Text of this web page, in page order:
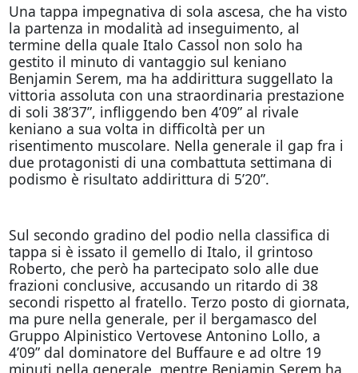
Una tappa impegnativa di sola ascesa, che ha visto
la partenza in modalità ad inseguimento, al
termine della quale Italo Cassol non solo ha
gestito il minuto di vantaggio sul keniano
Benjamin Serem, ma ha addirittura suggellato la
vittoria assoluta con una straordinaria prestazione
di soli 38’37”, infliggendo ben 4’09” al rivale
keniano a sua volta in difficoltà per un
risentimento muscolare. Nella generale il gap fra i
due protagonisti di una combattuta settimana di
podismo è risultato addirittura di 5’20”.
Sul secondo gradino del podio nella classifica di
tappa si è issato il gemello di Italo, il grintoso
Roberto, che però ha partecipato solo alle due
frazioni conclusive, accusando un ritardo di 38
secondi rispetto al fratello. Terzo posto di giornata,
ma pure nella generale, per il bergamasco del
Gruppo Alpinistico Vertovese Antonino Lollo, a
4’09” dal dominatore del Buffaure e ad oltre 19
minuti nella generale, mentre Benjamin Serem ha